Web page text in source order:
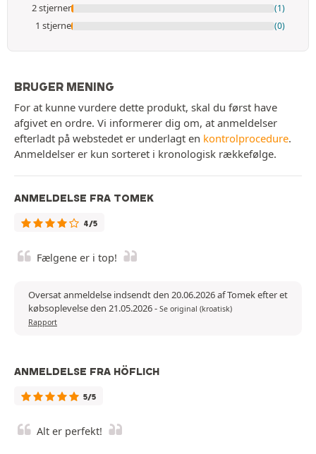
2 stjerner (1)
1 stjerne (0)
BRUGER MENING
For at kunne vurdere dette produkt, skal du først have
afgivet en ordre. Vi informerer dig om, at anmeldelser
efterladt på webstedet er underlagt en kontrolprocedure.
Anmeldelser er kun sorteret i kronologisk rækkefølge.
ANMELDELSE FRA TOMEK
4/5
Fælgene er i top!
Oversat anmeldelse indsendt den 20.06.2026 af Tomek efter et
købsoplevelse den 21.05.2026- Se original (kroatisk)
Rapport
ANMELDELSE FRA HÖFLICH
5/5
Alt er perfekt!